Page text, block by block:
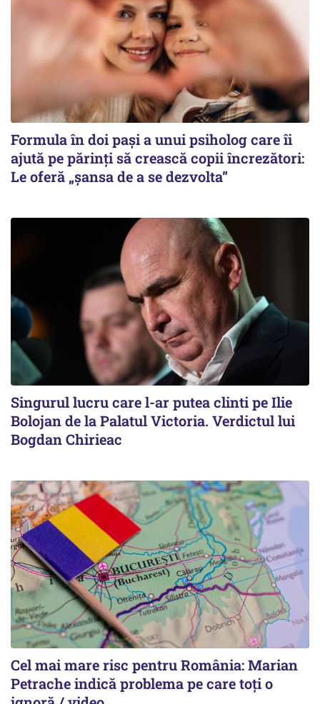
Formula în doi pași a unui psiholog care îi
ajută pe părinți să crească copii încrezători:
Le oferă „șansa de a se dezvolta”
Singurul lucru care l-ar putea clinti pe Ilie
Bolojan de la Palatul Victoria. Verdictul lui
Bogdan Chirieac
Cel mai mare risc pentru România: Marian
Petrache indică problema pe care toți o